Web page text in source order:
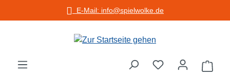
Zum Hauptinhalt springenE-Mail: info@spielwolke.de